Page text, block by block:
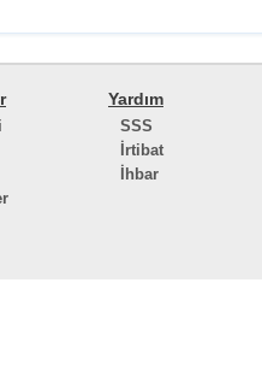
Yardım
SSS
İrtibat
İhbar